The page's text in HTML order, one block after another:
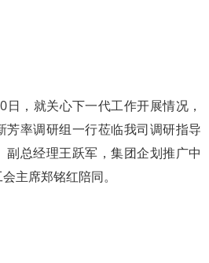
日，就关心下一代工作开展情况，
芳率调研组一行莅临我司调研指导
副总经理王跃军，集团企划推广中
主席郑铭红陪同。